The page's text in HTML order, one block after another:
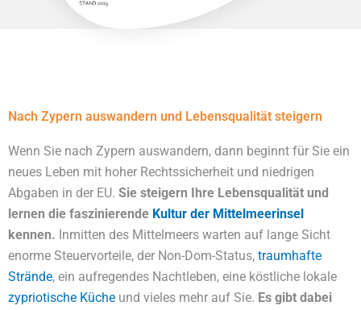
Nach Zypern auswandern und Lebensqualität steigern
Wenn Sie nach Zypern auswandern, dann beginnt für Sie ein
neues Leben mit hoher Rechtssicherheit und niedrigen
Abgaben in der EU. Sie steigern Ihre Lebensqualität und
lernen die faszinierende Kultur der Mittelmeerinsel
kennen. Inmitten des Mittelmeers warten auf lange Sicht
enorme Steuervorteile, der Non-Dom-Status, traumhafte
Strände, ein aufregendes Nachtleben, eine köstliche lokale
zypriotische Küche und vieles mehr auf Sie. Es gibt dabei